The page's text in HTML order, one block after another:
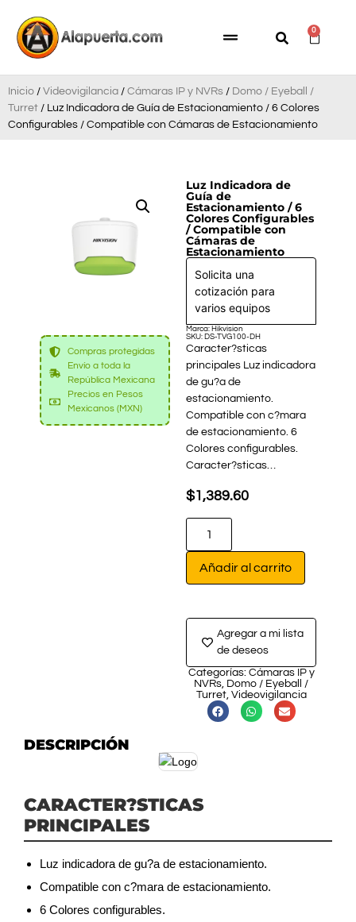
0
Inicio / Videovigilancia / Cámaras IP y NVRs / Domo / Eyeball /
Turret / Luz Indicadora de Guía de Estacionamiento / 6 Colores
Configurables / Compatible con Cámaras de Estacionamiento
Compras protegidas
Envío a toda la
República Mexicana
Precios en Pesos
Mexicanos (MXN)
Luz Indicadora de
Guía de
Estacionamiento / 6
Colores Configurables
/ Compatible con
Cámaras de
Estacionamiento
Solicita una
cotización para
varios equipos
Marca: Hikvision
SKU: DS-TVG100-DH
Caracter?sticas
principales Luz indicadora
de gu?a de
estacionamiento.
Compatible con c?mara
de estacionamiento. 6
Colores configurables.
Caracter?sticas…
$1,389.60
Añadir al carrito
Agregar a mi lista
de deseos
Categorías: Cámaras IP y
NVRs, Domo / Eyeball /
Turret, Videovigilancia
DESCRIPCIÓN
CARACTER?STICAS
PRINCIPALES
Luz indicadora de gu?a de estacionamiento.
Compatible con c?mara de estacionamiento.
6 Colores configurables.